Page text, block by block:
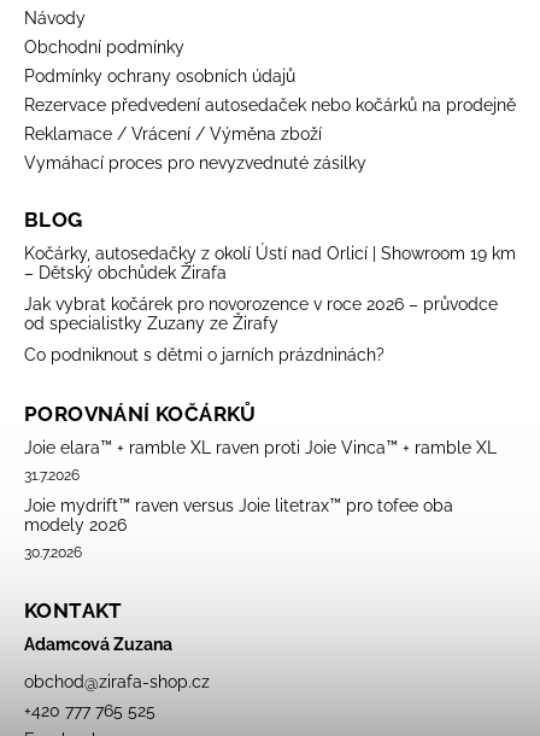
Návody
Obchodní podmínky
Podmínky ochrany osobních údajů
Rezervace předvedení autosedaček nebo kočárků na prodejně
Reklamace / Vrácení / Výměna zboží
Vymáhací proces pro nevyzvednuté zásilky
BLOG
Kočárky, autosedačky z okolí Ústí nad Orlicí | Showroom 19 km
– Dětský obchůdek Žirafa
Jak vybrat kočárek pro novorozence v roce 2026 – průvodce
od specialistky Zuzany ze Žirafy
Co podniknout s dětmi o jarních prázdninách?
POROVNÁNÍ KOČÁRKŮ
Joie elara™ + ramble XL raven proti Joie Vinca™ + ramble XL
31.7.2026
Joie mydrift™ raven versus Joie litetrax™ pro tofee oba
modely 2026
30.7.2026
KONTAKT
Adamcová Zuzana
obchod@zirafa-shop.cz
+420 777 765 525